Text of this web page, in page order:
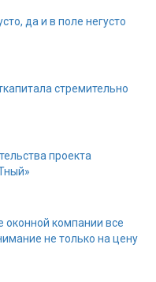
да и в поле негусто
стремительно
проекта
оконной компании все
не только на цену